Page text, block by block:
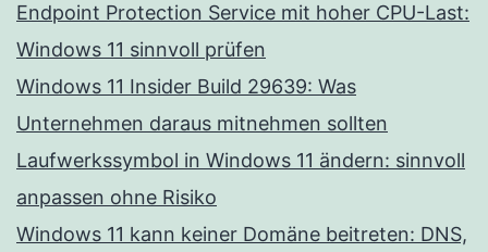
Endpoint Protection Service mit hoher CPU-Last:
Windows 11 sinnvoll prüfen
Windows 11 Insider Build 29639: Was
Unternehmen daraus mitnehmen sollten
Laufwerkssymbol in Windows 11 ändern: sinnvoll
anpassen ohne Risiko
Windows 11 kann keiner Domäne beitreten: DNS,